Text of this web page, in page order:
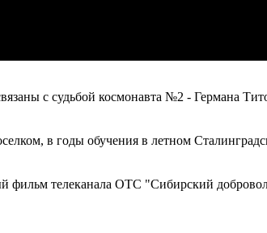
с судьбой космонавта №2 - Германа
в годы обучения в летном
телеканала ОТС "Сибирский